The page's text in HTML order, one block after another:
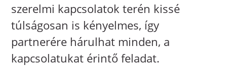
szerelmi kapcsolatok terén kissé
túlságosan is kényelmes, így
partnerére hárulhat minden, a
kapcsolatukat érintő feladat.